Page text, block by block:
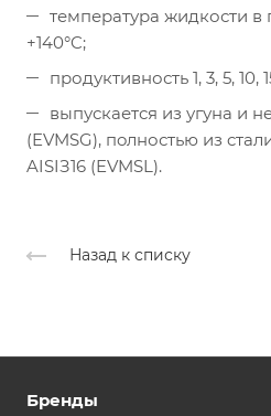
температура жидкости в
+140°C;
продуктивность 1, 3, 5, 10,
выпускается из угунa и
(EVMSG), пoлностью из
AISIЗ16 (EVMSL).
Назад к списку
Бренды